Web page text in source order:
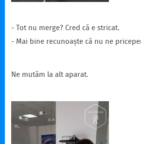
- Tot nu merge? Cred că e stricat.
- Mai bine recunoaște că nu ne
Ne mutăm la alt aparat.